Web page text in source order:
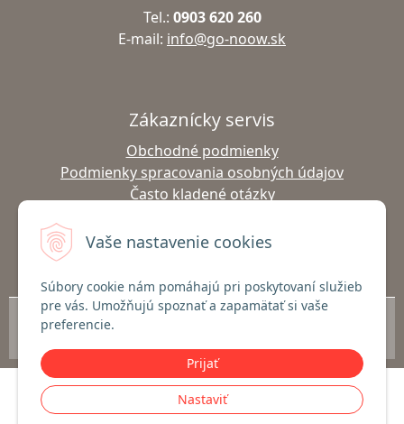
Vaše nastavenie cookies
Súbory cookie nám pomáhajú pri poskytovaní služieb
pre vás. Umožňujú spoznať a zapamätať si vaše
preferencie.
Prijať
Nastaviť
Tel.: 0903 620 260
E-mail: info@go-noow.sk
Zákaznícky servis
Obchodné podmienky
Podmienky spracovania osobných údajov
Často kladené otázky
Vrátenie tovaru
© 2026 Predaj outdoor oblečenia Go-noow a Gabel palíc | Nordic Walking,
Turistika, Lyžovanie | go-noow.sk •